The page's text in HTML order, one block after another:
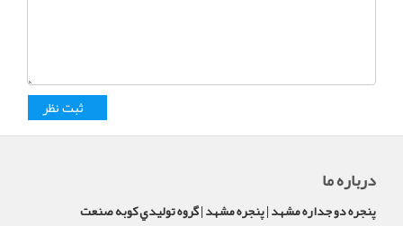
درباره ما
پنجره دو جداره مشهد | پنجره مشهد | گروه توليدي کوبه صنعت